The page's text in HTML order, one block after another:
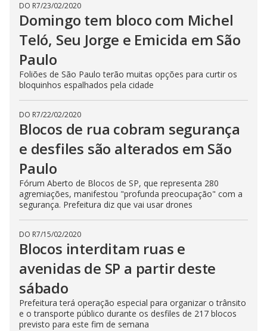
DO R7/23/02/2020
Domingo tem bloco com Michel
Teló, Seu Jorge e Emicida em São
Paulo
Foliões de São Paulo terão muitas opções para curtir os
bloquinhos espalhados pela cidade
DO R7/22/02/2020
Blocos de rua cobram segurança
e desfiles são alterados em São
Paulo
Fórum Aberto de Blocos de SP, que representa 280
agremiações, manifestou "profunda preocupação" com a
segurança. Prefeitura diz que vai usar drones
DO R7/15/02/2020
Blocos interditam ruas e
avenidas de SP a partir deste
sábado
Prefeitura terá operação especial para organizar o trânsito
e o transporte público durante os desfiles de 217 blocos
previsto para este fim de semana